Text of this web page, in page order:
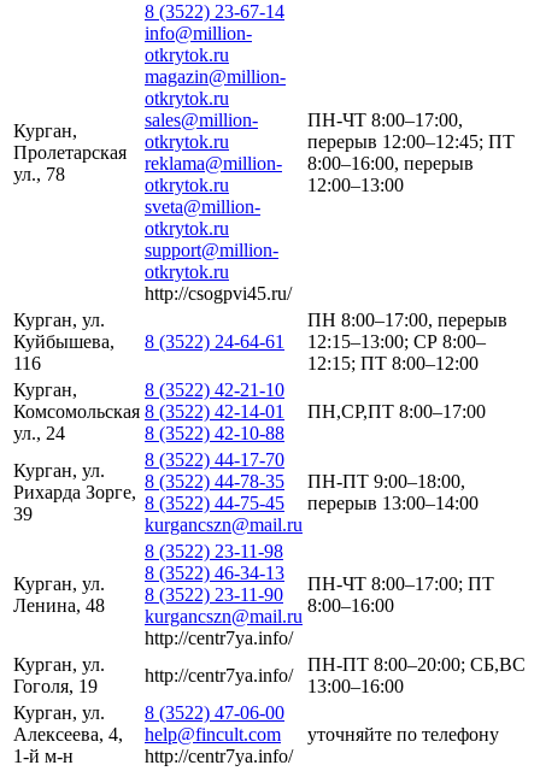
Курган,
Пролетарская
ул., 78
8 (3522) 23-67-14
info@million-
otkrytok.ru
magazin@million-
otkrytok.ru
sales@million-
otkrytok.ru
reklama@million-
otkrytok.ru
sveta@million-
otkrytok.ru
support@million-
otkrytok.ru
http://csogpvi45.ru/
ПН-ЧТ 8:00–17:00,
перерыв 12:00–12:45; ПТ
8:00–16:00, перерыв
12:00–13:00
Курган, ул.
Куйбышева,
116
8 (3522) 24-64-61
ПН 8:00–17:00, перерыв
12:15–13:00; СР 8:00–
12:15; ПТ 8:00–12:00
Курган,
Комсомольская
ул., 24
8 (3522) 42-21-10
8 (3522) 42-14-01
8 (3522) 42-10-88
ПН,СР,ПТ 8:00–17:00
Курган, ул.
Рихарда Зорге,
39
8 (3522) 44-17-70
8 (3522) 44-78-35
8 (3522) 44-75-45
kurgancszn@mail.ru
ПН-ПТ 9:00–18:00,
перерыв 13:00–14:00
Курган, ул.
Ленина, 48
8 (3522) 23-11-98
8 (3522) 46-34-13
8 (3522) 23-11-90
kurgancszn@mail.ru
http://centr7ya.info/
ПН-ЧТ 8:00–17:00; ПТ
8:00–16:00
Курган, ул.
Гоголя, 19
http://centr7ya.info/
ПН-ПТ 8:00–20:00; СБ,ВС
13:00–16:00
Курган, ул.
Алексеева, 4,
1-й м-н
8 (3522) 47-06-00
help@fincult.com
http://centr7ya.info/
уточняйте по телефону